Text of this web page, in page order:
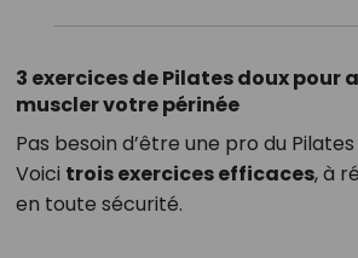
3 exercices de Pilates doux pour
muscler votre périnée
Pas besoin d’être une pro du
Voici trois exercices efficaces, à
en toute sécurité.